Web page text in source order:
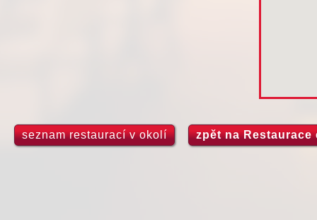
seznam restaurací v okolí zpět na Restaurace